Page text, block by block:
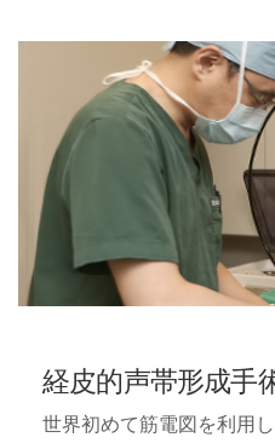
経皮的声帯形成手
世界初めて筋電図を利用